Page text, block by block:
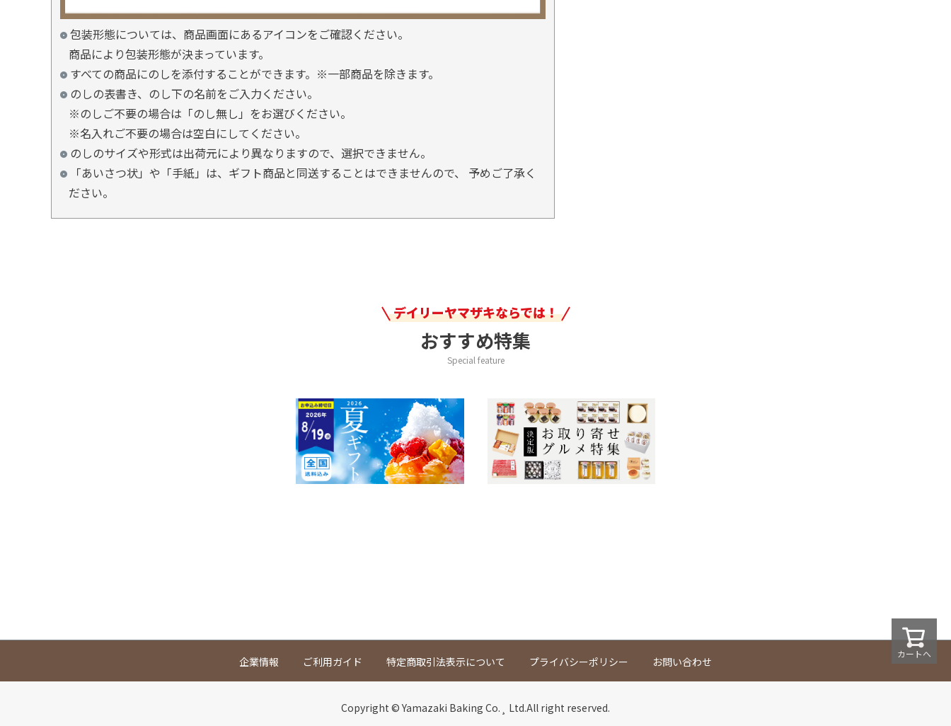
包装形態については、商品画面にあるアイコンをご確認ください。
商品により包装形態が決まっています。
すべての商品にのしを添付することができます。※一部商品を除きます。
のしの表書き、のし下の名前をご入力ください。
※のしご不要の場合は「のし無し」をお選びください。
※名入れご不要の場合は空白にしてください。
のしのサイズや形式は出荷元により異なりますので、選択できません。
「あいさつ状」や「手紙」は、ギフト商品と同送することはできませんので、 予めご了承く
ださい。
デイリーヤマザキならでは！
おすすめ特集
Special feature
企業情報 ご利用ガイド 特定商取引法表示について プライバシーポリシー お問い合わせ
Copyright © Yamazaki Baking Co.¸ Ltd.All right reserved.
カートへ